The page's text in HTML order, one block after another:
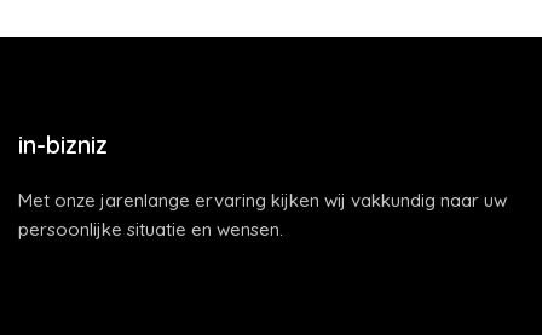
in-bizniz
Met onze jarenlange ervaring kijken wij vakkundig naar uw
persoonlijke situatie en wensen.